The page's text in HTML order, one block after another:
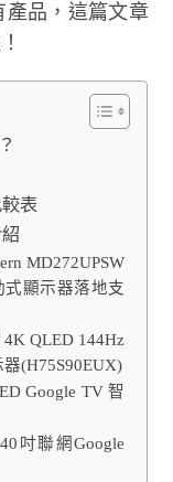
品，這篇文章
表
MD272UPSW
顯示器落地支
QLED 144Hz
(H75S90EUX)
Google TV 智
吋聯網Google